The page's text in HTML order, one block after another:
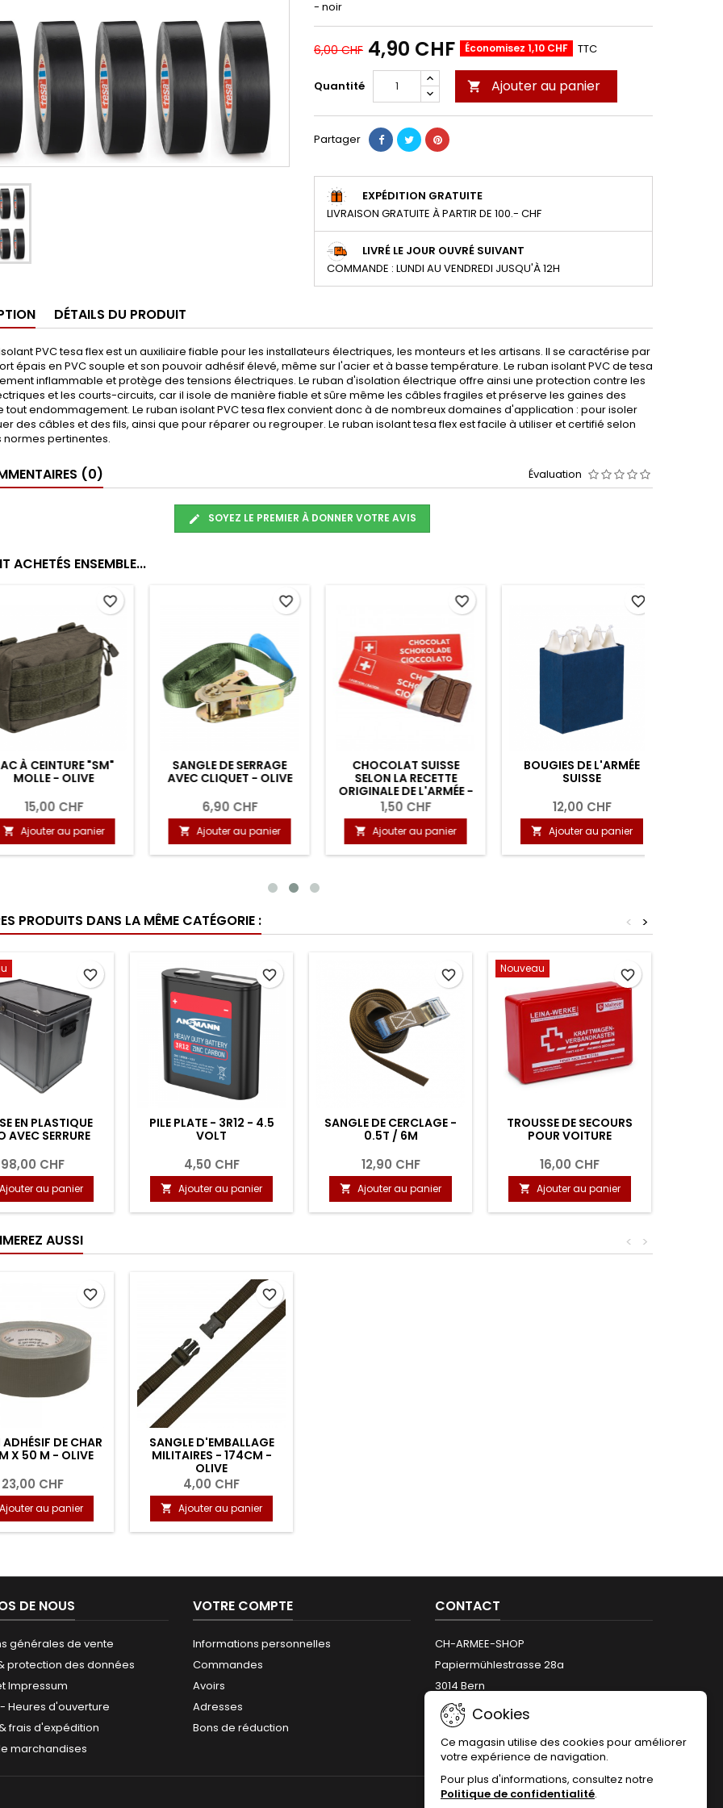
- noir
6,00 CHF 4,90 CHF Économisez 1,10 CHF TTC
Quantité  Ajouter au panier
Partager
EXPÉDITION GRATUITE
LIVRAISON GRATUITE À PARTIR DE 100.- CHF
LIVRÉ LE JOUR OUVRÉ SUIVANT
COMMANDE : LUNDI AU VENDREDI JUSQU'À 12H
DÉTAILS DU PRODUIT
PVC tesa flex est un auxiliaire fiable pour les installateurs électriques, les monteurs et les artisans. Il se caractérise par
épais en PVC souple et son pouvoir adhésif élevé, même sur l'acier et à basse température. Le ruban isolant PVC de tesa
inflammable et protège des tensions électriques. Le ruban d'isolation électrique offre ainsi une protection contre les
et les courts-circuits, car il isole de manière fiable et sûre même les câbles fragiles et préserve les gaines des
tout endommagement. Le ruban isolant PVC tesa flex convient donc à de nombreux domaines d'application : pour isoler
des câbles et des fils, ainsi que pour réparer ou regrouper. Le ruban isolant tesa flex est facile à utiliser et certifié selon
normes pertinentes.
(0) Évaluation
SOYEZ LE PREMIER À DONNER VOTRE AVIS
ACHETÉS ENSEMBLE...
CEINTURE "SM"
- OLIVE
15,00 CHF
Ajouter au panier
SANGLE DE SERRAGE
AVEC CLIQUET - OLIVE
6,90 CHF
Ajouter au panier
CHOCOLAT SUISSE
SELON LA RECETTE
ORIGINALE DE L'ARMÉE -
50G
1,50 CHF
Ajouter au panier
BOUGIES DE L'ARMÉE
SUISSE
12,00 CHF
Ajouter au panier
PRODUITS DANS LA MÊME CATÉGORIE : >
<
EN PLASTIQUE
AVEC SERRURE
98,00 CHF
Ajouter au panier
favorite_border
PILE PLATE - 3R12 - 4.5
VOLT
4,50 CHF
 Ajouter au panier
favorite_border
SANGLE DE CERCLAGE -
0.5T / 6M
12,90 CHF
 Ajouter au panier
favorite_border Nouveau
TROUSSE DE SECOURS
POUR VOITURE
16,00 CHF
 Ajouter au panier
favorite_border
AUSSI >
<
ADHÉSIF DE CHAR
X 50 M - OLIVE
23,00 CHF
Ajouter au panier
favorite_border
SANGLE D'EMBALLAGE
MILITAIRES - 174CM -
OLIVE
4,00 CHF
 Ajouter au panier
favorite_border
DE NOUS
générales de vente
protection des données
Impressum
Heures d'ouverture
frais d'expédition
marchandises
VOTRE COMPTE
Informations personnelles
Commandes
Avoirs
Adresses
Bons de réduction
CONTACT
CH-ARMEE-SHOP
Papiermühlestrasse 28a
3014 Bern
Téléphone:
+41 (0)31 312 12 66
Email:
Cookies
Ce magasin utilise des cookies pour améliorer
votre expérience de navigation.
Pour plus d'informations, consultez notre
Politique de confidentialité.